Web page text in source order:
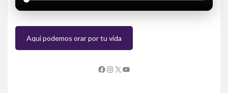
Aqui podemos orar por tu vida